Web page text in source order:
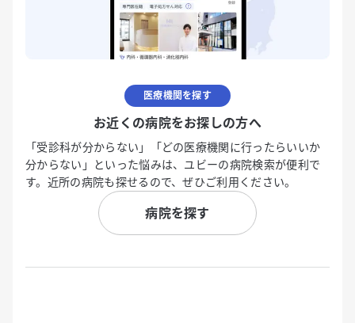
医療機関を探す
お近くの病院をお探しの方へ
「受診科が分からない」「どの医療機関に行ったらいいか
分からない」といった悩みは、ユビーの病院検索が便利で
す。近所の病院も探せるので、ぜひご利用ください。
病院を探す